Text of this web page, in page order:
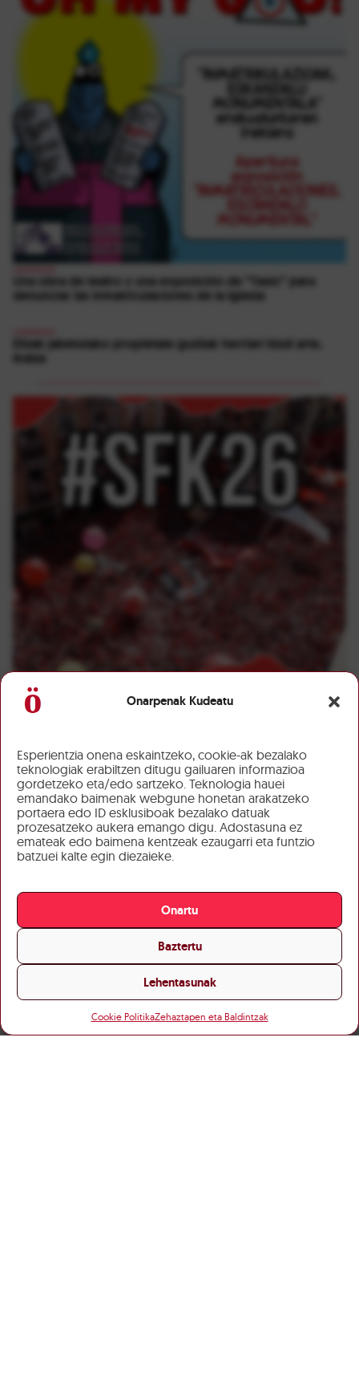
Onarpenak Kudeatu
Esperientzia onena eskaintzeko, cookie-ak bezalako
teknologiak erabiltzen ditugu gailuaren informazioa
gordetzeko eta/edo sartzeko. Teknologia hauei
emandako baimenak webgune honetan arakatzeko
portaera edo ID esklusiboak bezalako datuak
prozesatzeko aukera emango digu. Adostasuna ez
emateak edo baimena kentzeak ezaugarri eta funtzio
batzuei kalte egin diezaieke.
Onartu
Baztertu
Lehentasunak
Cookie PolitikaZehaztapen eta Baldintzak
ustelkeria
Una obra de teatro y una exposición de “Tasio” para
denunciar las inmatriculaciones de la Iglesia
Elizak jabetutako propietate guztiak herriari itzuli arte,